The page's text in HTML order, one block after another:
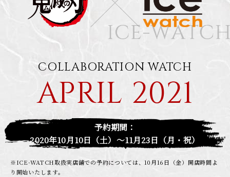
COLLABORATION WATCH
APRIL 2021
予約期間：
2020年10月10日（土）～11月23日（月・祝）
※ICE-WATCH取扱実店舗での予約については、10月16日（金）開店時間よ
り開始いたします。